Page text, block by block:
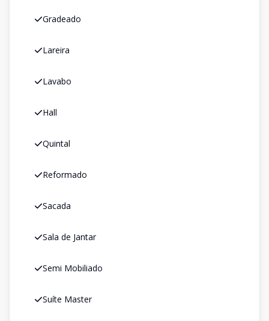
Gradeado
Lareira
Lavabo
Hall
Quintal
Reformado
Sacada
Sala de Jantar
Semi Mobiliado
Suíte Master